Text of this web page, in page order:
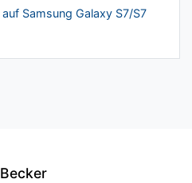
Samsung Galaxy S7/S7